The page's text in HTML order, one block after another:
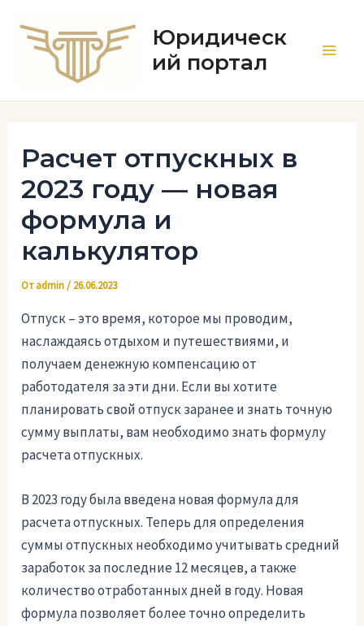
содержимому
Юридическ
ий портал
Расчет отпускных в
2023 году — новая
формула и
калькулятор
Отadmin/ 26.06.2023
Отпуск – это время, которое мы проводим,
наслаждаясь отдыхом и путешествиями, и
получаем денежную компенсацию от
работодателя за эти дни. Если вы хотите
планировать свой отпуск заранее и знать точную
сумму выплаты, вам необходимо знать формулу
расчета отпускных.
В 2023 году была введена новая формула для
расчета отпускных. Теперь для определения
суммы отпускных необходимо учитывать средний
заработок за последние 12 месяцев, а также
количество отработанных дней в году. Новая
формула позволяет более точно определить